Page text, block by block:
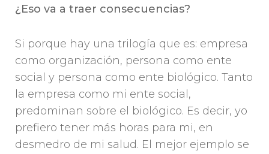
¿Eso va a traer consecuencias?
Si porque hay una trilogía que es: empresa
como organización, persona como ente
social y persona como ente biológico. Tanto
la empresa como mi ente social,
predominan sobre el biológico. Es decir, yo
prefiero tener más horas para mi, en
desmedro de mi salud. El mejor ejemplo se